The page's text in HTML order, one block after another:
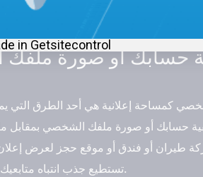
كمساحة إعلانية هي أحد الطرق التي
حسابك أو صورة ملفك الشخصي بمقابل
طيران أو فندق أو موقع حجز لعرض
تستطيع جذب انتباه متابعيك والمهتمين بمجالك إلى هذا الإعلان وزيادة فرص تحويلهم إلى عملاء.